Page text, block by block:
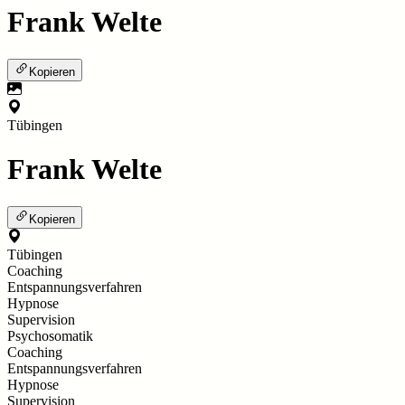
Frank Welte
Kopieren
Tübingen
Frank Welte
Kopieren
Tübingen
Coaching
Entspannungsverfahren
Hypnose
Supervision
Psychosomatik
Coaching
Entspannungsverfahren
Hypnose
Supervision